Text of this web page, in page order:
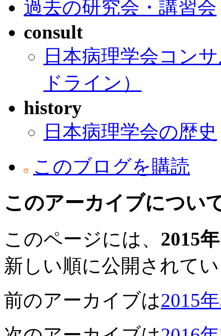
過去の研究会・講習会
consult
日本病理学会コン
ドライン）
history
日本病理学会の歴史
このブログを購読
このアーカイブについ
このページには、 2015
新しい順に公開されて
前のアーカイブは2015